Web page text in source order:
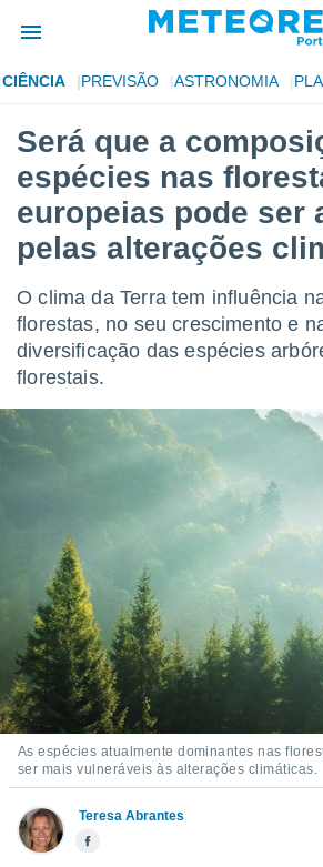
da
foi
para
as
fornecidas
a este
das
e
forma
ou
permite-
a nossa
de alta
botão
ao
a
todos os
ou
ACEITAR
CONTINUAR
CONFIGURAÇÕES
CIÊNCIA PREVISÃO ASTRONOMIA
Será que a
espécies nas
europeias pode ser
pelas alterações
O clima da Terra tem influência
florestas, no seu crescimento e
diversificação das espécies
florestais.
As espécies atualmente dominantes nas
ser mais vulneráveis às alterações climáticas.
Teresa Abrantes